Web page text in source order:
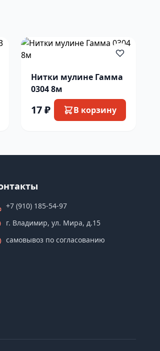
Нитки мулине Гамма
0304 8м
17 ₽ В корзину
+7 (910) 185-54-97
г. Владимир, ул. Мира, д.15
самовывоз по согласованию